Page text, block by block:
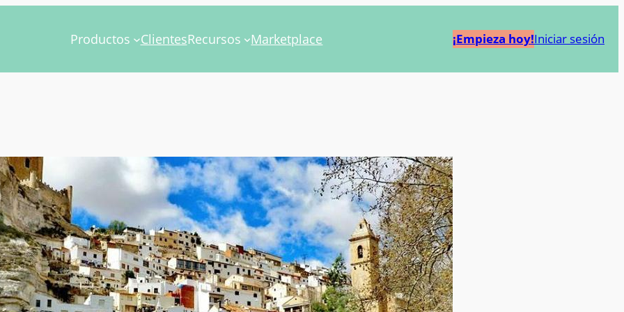
Productos ClientesRecursos Marketplace ¡Empieza hoy!Iniciar sesión